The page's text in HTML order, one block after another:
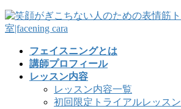
フェイスニングとは
講師プロフィール
レッスン内容
レッスン内容一覧
初回限定トライアルレッスン